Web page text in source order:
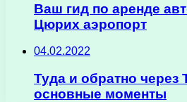
Ваш гид по аренде
Цюрих аэропорт
04.02.2022
Туда и обратно
основные моменты